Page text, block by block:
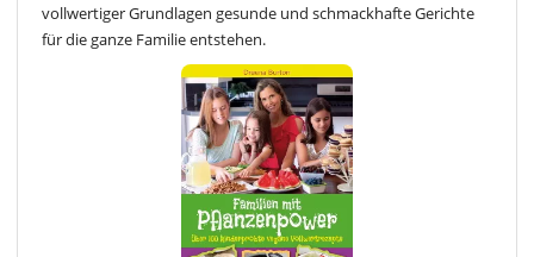
vollwertiger Grundlagen gesunde und schmackhafte Gerichte
für die ganze Familie entstehen.